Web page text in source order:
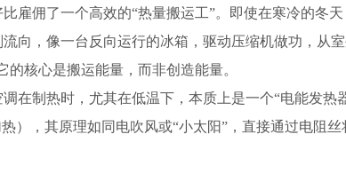
比雇佣了一个高效的“热量搬运工”。即使在寒冷的冬
向，像一台反向运行的冰箱，驱动压缩机做功，从
的核心是搬运能量，而非创造能量。
在制热时，尤其在低温下，本质上是一个“电能发热
），其原理如同电吹风或“小太阳”，直接通过电阻